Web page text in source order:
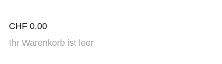
CHF 0.00
Ihr Warenkorb ist leer